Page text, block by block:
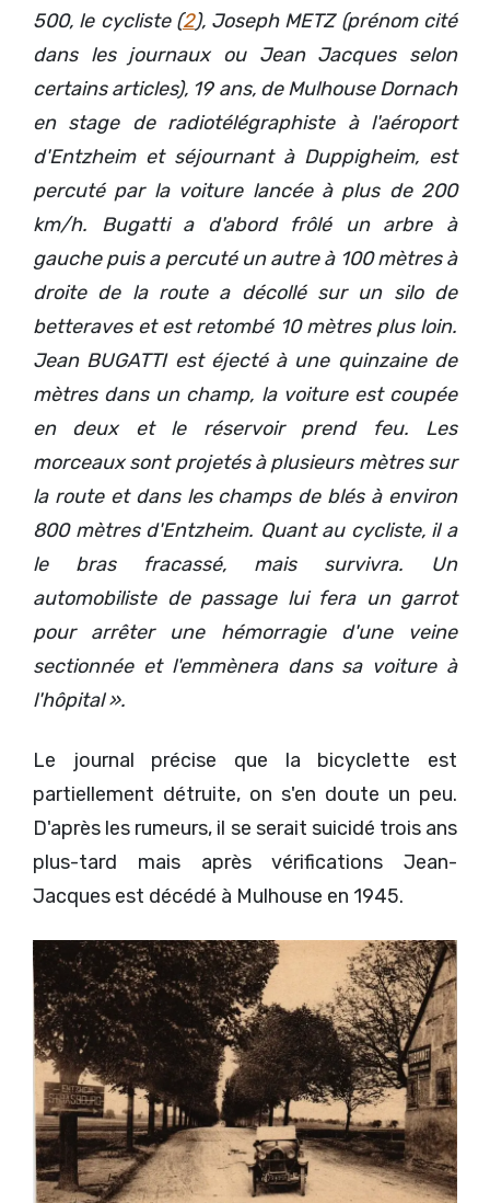
500, le cycliste (2), Joseph METZ (prénom cité
dans les journaux ou Jean Jacques selon
certains articles), 19 ans, de Mulhouse Dornach
en stage de radiotélégraphiste à l'aéroport
d'Entzheim et séjournant à Duppigheim, est
percuté par la voiture lancée à plus de 200
km/h. Bugatti a d'abord frôlé un arbre à
gauche puis a percuté un autre à 100 mètres à
droite de la route a décollé sur un silo de
betteraves et est retombé 10 mètres plus loin.
Jean BUGATTI est éjecté à une quinzaine de
mètres dans un champ, la voiture est coupée
en deux et le réservoir prend feu. Les
morceaux sont projetés à plusieurs mètres sur
la route et dans les champs de blés à environ
800 mètres d'Entzheim. Quant au cycliste, il a
le bras fracassé, mais survivra. Un
automobiliste de passage lui fera un garrot
pour arrêter une hémorragie d'une veine
sectionnée et l'emmènera dans sa voiture à
l'hôpital ».
Le journal précise que la bicyclette est
partiellement détruite, on s'en doute un peu.
D'après les rumeurs, il se serait suicidé trois ans
plus-tard mais après vérifications Jean-
Jacques est décédé à Mulhouse en 1945.